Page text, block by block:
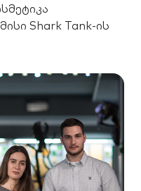
Shark Tank-ის